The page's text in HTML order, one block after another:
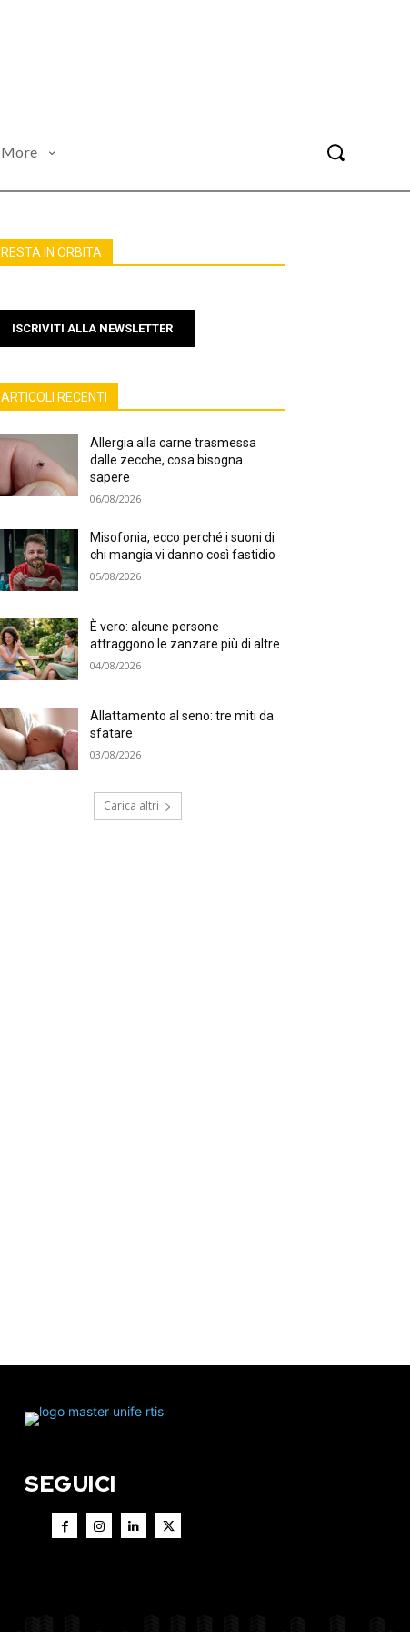
More
RESTA IN ORBITA
ISCRIVITI ALLA NEWSLETTER
ARTICOLI RECENTI
Allergia alla carne trasmessa
dalle zecche, cosa bisogna
sapere
06/08/2026
Misofonia, ecco perché i suoni di
chi mangia vi danno così fastidio
05/08/2026
È vero: alcune persone
attraggono le zanzare più di altre
04/08/2026
Allattamento al seno: tre miti da
sfatare
03/08/2026
Carica altri
SEGUICI